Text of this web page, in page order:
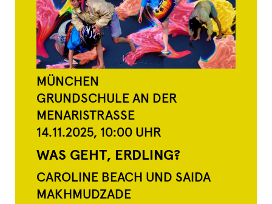
MÜNCHEN
GRUNDSCHULE AN DER
MENARISTRASSE
14.11.2025, 10:00 UHR
WAS GEHT, ERDLING?
CAROLINE BEACH UND SAIDA
MAKHMUDZADE